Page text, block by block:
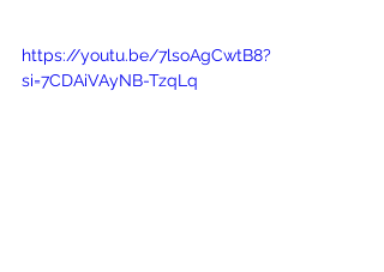
https://youtu.be/7lsoAgCwtB8?
si=7CDAiVAyNB-TzqLq